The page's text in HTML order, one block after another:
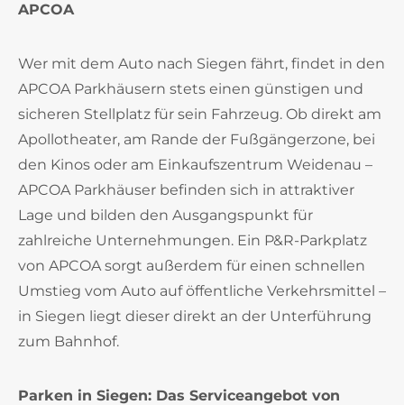
APCOA
Wer mit dem Auto nach Siegen fährt, findet in den
APCOA Parkhäusern stets einen günstigen und
sicheren Stellplatz für sein Fahrzeug. Ob direkt am
Apollotheater, am Rande der Fußgängerzone, bei
den Kinos oder am Einkaufszentrum Weidenau –
APCOA Parkhäuser befinden sich in attraktiver
Lage und bilden den Ausgangspunkt für
zahlreiche Unternehmungen. Ein P&R-Parkplatz
von APCOA sorgt außerdem für einen schnellen
Umstieg vom Auto auf öffentliche Verkehrsmittel –
in Siegen liegt dieser direkt an der Unterführung
zum Bahnhof.
Parken in Siegen: Das Serviceangebot von